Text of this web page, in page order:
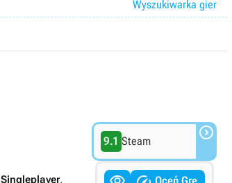
Wyszukiwarka gier
Singleplayer,
9.1 Steam 
Oceń Grę